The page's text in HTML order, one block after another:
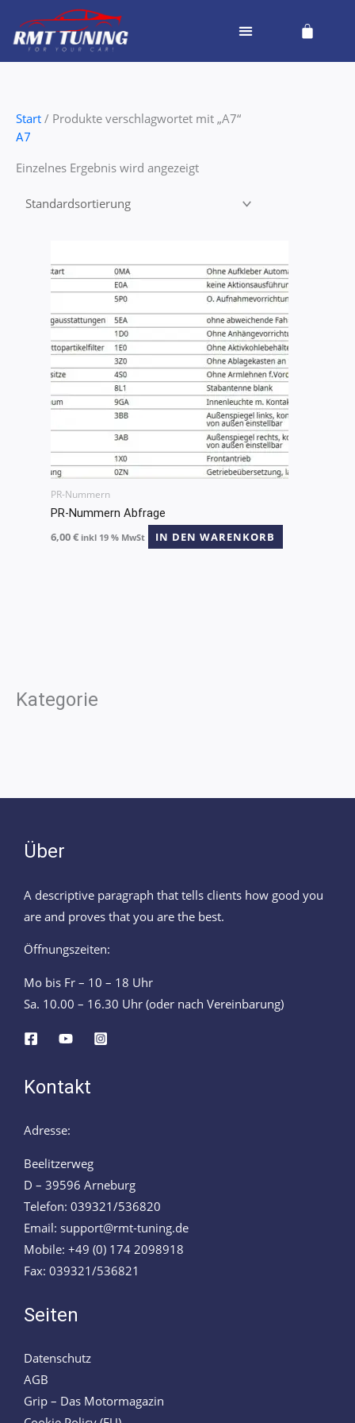
Inhalt
springen
Cart
Kategorie
Start / Produkte verschlagwortet mit „A7“
A7
Einzelnes Ergebnis wird angezeigt
PR-Nummern
PR-Nummern Abfrage
6,00€ inkl 19 % MwSt IN DEN WARENKORB
Über
A descriptive paragraph that tells clients how good you
are and proves that you are the best.
Öffnungszeiten:
Mo bis Fr – 10 – 18 Uhr
Sa. 10.00 – 16.30 Uhr (oder nach Vereinbarung)
Kontakt
Adresse:
Beelitzerweg
D – 39596 Arneburg
Telefon: 039321/536820
Email: support@rmt-tuning.de
Mobile: +49 (0) 174 2098918
Fax: 039321/536821
Seiten
Datenschutz
AGB
Grip – Das Motormagazin